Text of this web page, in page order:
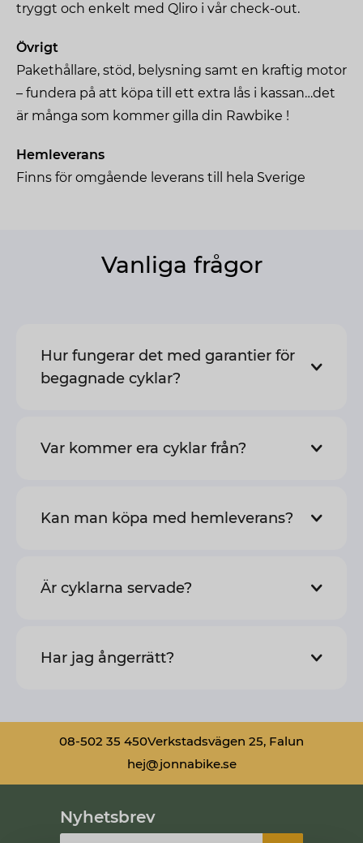
tryggt och enkelt med Qliro i vår check-out.
Övrigt
Pakethållare, stöd, belysning samt en kraftig motor
– fundera på att köpa till ett extra lås i kassan…det
är många som kommer gilla din Rawbike !
Hemleverans
Finns för omgående leverans till hela Sverige
Vanliga frågor
Hur fungerar det med garantier för
begagnade cyklar?
Var kommer era cyklar från?
Kan man köpa med hemleverans?
Är cyklarna servade?
Har jag ångerrätt?
08-502 35 450Verkstadsvägen 25, Falun
hej@jonnabike.se
Nyhetsbrev